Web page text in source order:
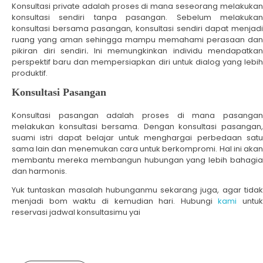
Konsultasi private adalah proses di mana seseorang melakukan
konsultasi sendiri tanpa pasangan. Sebelum melakukan
konsultasi bersama pasangan, konsultasi sendiri dapat menjadi
ruang yang aman sehingga mampu memahami perasaan dan
pikiran diri sendiri. Ini memungkinkan individu mendapatkan
perspektif baru dan mempersiapkan diri untuk dialog yang lebih
produktif.
Konsultasi Pasangan
Konsultasi pasangan adalah proses di mana pasangan
melakukan konsultasi bersama. Dengan konsultasi pasangan,
suami istri dapat belajar untuk menghargai perbedaan satu
sama lain dan menemukan cara untuk berkompromi. Hal ini akan
membantu mereka membangun hubungan yang lebih bahagia
dan harmonis.
Yuk tuntaskan masalah hubunganmu sekarang juga, agar tidak
menjadi bom waktu di kemudian hari. Hubungikami untuk
reservasi jadwal konsultasimu yai